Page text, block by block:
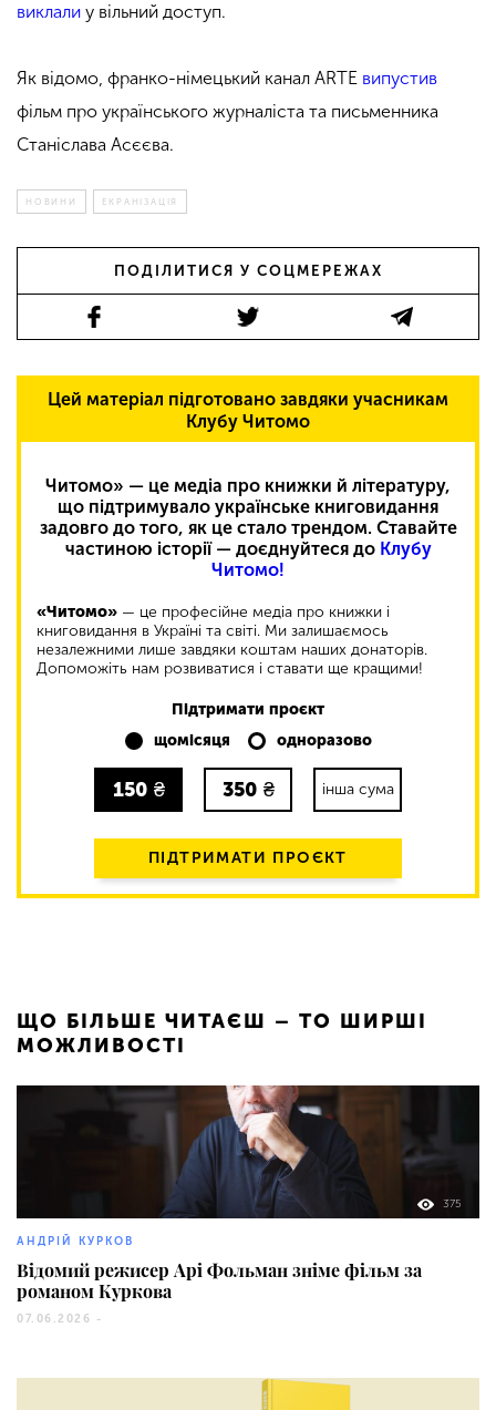
виклали у вільний доступ.
Як відомо, франко-німецький канал ARTE випустив
фільм про українського журналіста та письменника
Станіслава Асєєва.
НОВИНИ ЕКРАНІЗАЦІЯ
ПОДІЛИТИСЯ У СОЦМЕРЕЖАХ
Цей матеріал підготовано завдяки учасникам
Клубу Читомо
Читомо» — це медіа про книжки й літературу,
що підтримувало українське книговидання
задовго до того, як це стало трендом. Ставайте
частиною історії — доєднуйтеся до Клубу
Читомо!
«Читомо» — це професійне медіа про книжки і
книговидання в Україні та світі. Ми залишаємось
незалежними лише завдяки коштам наших донаторів.
Допоможіть нам розвиватися і ставати ще кращими!
Підтримати проєкт
щомісяця
одноразово
150 ₴ 350 ₴ інша сума
ПІДТРИМАТИ ПРОЄКТ
ЩО БІЛЬШЕ ЧИТАЄШ – ТО ШИРШІ
МОЖЛИВОСТІ
375
АНДРІЙ КУРКОВ
Відомий режисер Арі Фольман зніме фільм за
романом Куркова
07.06.2026 -